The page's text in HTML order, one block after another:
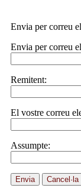
Envia per correu
Envia per correu
Remitent:
El vostre correu
Assumpte:
Envia Cancel·la